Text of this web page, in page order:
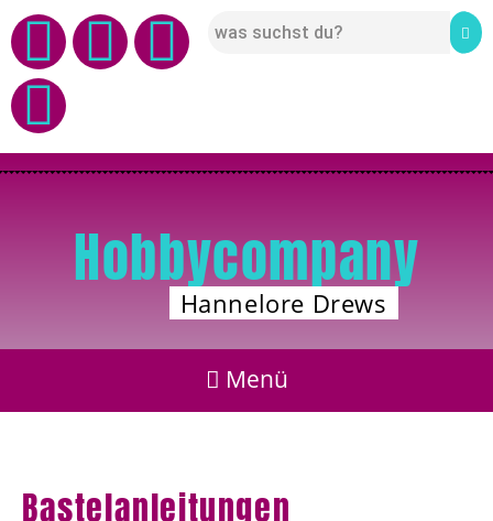
Hobbycompany
Hannelore Drews
Bastelanleitungen